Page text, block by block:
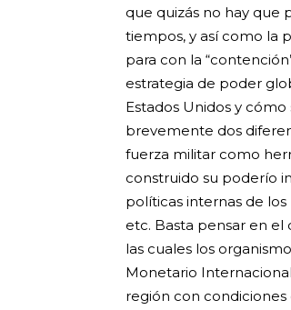
que quizás no hay que
tiempos, y así como la
para con la
estrategia de poder
Estados Unidos y
brevemente dos
fuerza militar como
construido su poderío
políticas internas de
etc. Basta pensar en el
las cuales los
Monetario
región con